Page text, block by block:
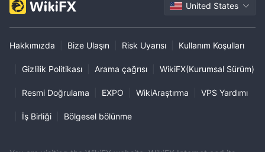
United States
Hakkımızda Bize Ulaşın Risk Uyarısı Kullanım Koşulları
Gizlilik Politikası Arama çağrısı WikiFX(Kurumsal Sürüm)
Resmi Doğrulama EXPO WikiAraştırma VPS Yardımı
İş Birliği Bölgesel bölünme